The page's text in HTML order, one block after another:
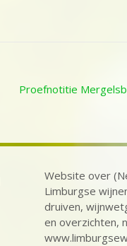
Proefnotitie
Website over
Limburgse
druiven,
en overzichten,